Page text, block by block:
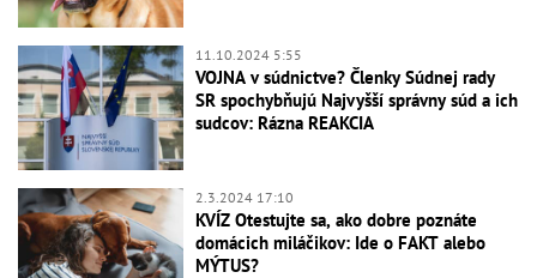
11.10.2024 5:55
VOJNA v súdnictve? Členky Súdnej rady
SR spochybňujú Najvyšší správny súd a ich
sudcov: Rázna REAKCIA
2.3.2024 17:10
KVÍZ Otestujte sa, ako dobre poznáte
domácich miláčikov: Ide o FAKT alebo
MÝTUS?